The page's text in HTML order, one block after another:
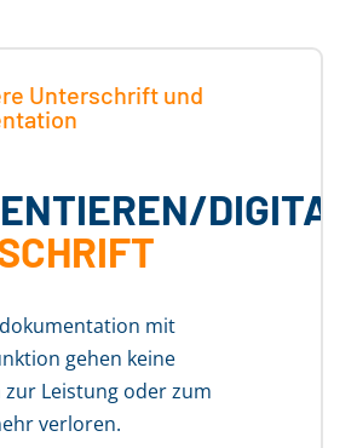
Unterschrift und
mit
gehen keine
Leistung oder zum
verloren.